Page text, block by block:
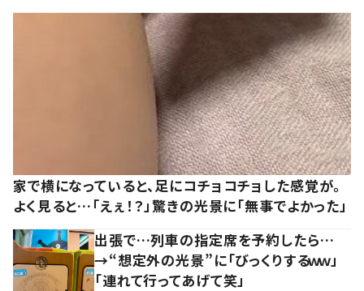
家で横になっていると、足にコチョコチョした感覚が。
よく見ると…「えぇ！？」驚きの光景に「無事でよかった」
出張で…列車の指定席を予約したら…
→“想定外の光景”に「びっくりするｗｗ」
「連れて行ってあげて笑」